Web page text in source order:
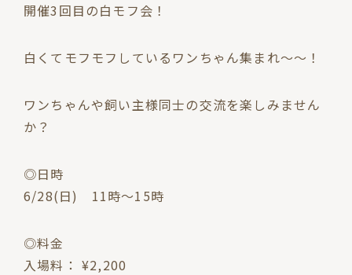
開催3回目の白モフ会！
白くてモフモフしているワンちゃん集まれ〜〜！
ワンちゃんや飼い主様同士の交流を楽しみません
か？
◎日時
6/28(日) 11時〜15時
◎料金
入場料： ¥2,200